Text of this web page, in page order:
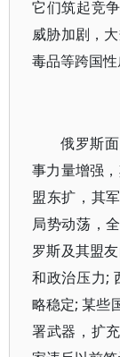
它们筑起竞
威胁加剧，
毒品等跨国性
俄罗斯
事力量增强
盟东扩，其
局势动荡，
罗斯及其盟
和政治压力;
略稳定; 某些
署武器，扩